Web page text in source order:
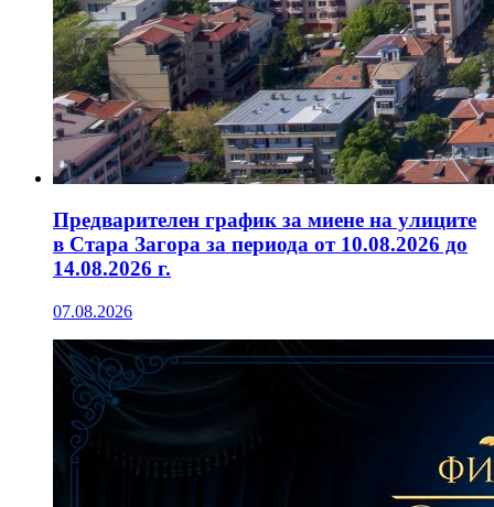
Предварителен график за миене на улиците
в Стара Загора за периода от 10.08.2026 до
14.08.2026 г.
07.08.2026